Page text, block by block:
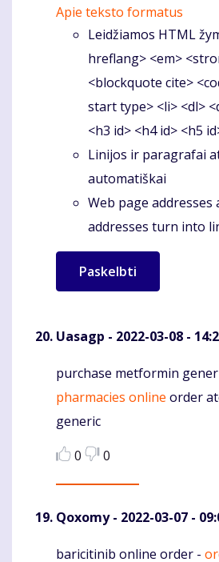
Apie teksto formatus
Leidžiamos HTML
hreflang> <em>
<blockquote cite>
start type> <li> <dl>
<h3 id> <h4 id> <h5
Linijos ir paragrafai
automatiškai
Web page addresses
addresses turn into
Uasagp - 2022-03-08 -
Komentaras
purchase metformin
pharmacies online order
generic
0
0
Qoxomy- 2022-03-07 -
Komentaras
baricitinib online order -